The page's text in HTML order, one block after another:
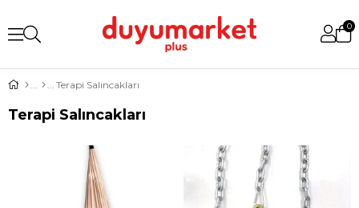
0
Terapi Salıncakları
Terapi Salıncakları